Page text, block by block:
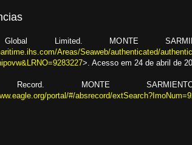
Limited. MONTE
Areas/Seaweb/authenticated/
>. Acesso em 24 de abril de
MONTE
portal/#/absrecord/